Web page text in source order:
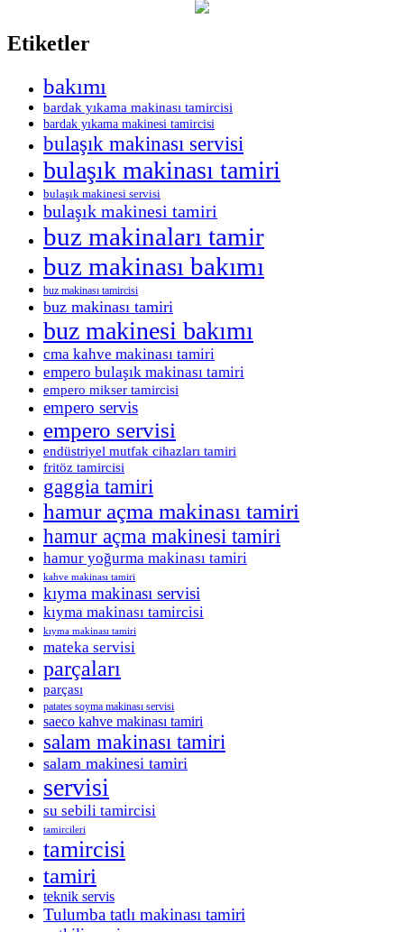
Etiketler
bakımı
bardak yıkama makinası tamircisi
bardak yıkama makinesi tamircisi
bulaşık makinası servisi
bulaşık makinası tamiri
bulaşık makinesi servisi
bulaşık makinesi tamiri
buz makinaları tamir
buz makinası bakımı
buz makinası tamircisi
buz makinası tamiri
buz makinesi bakımı
cma kahve makinası tamiri
empero bulaşık makinası tamiri
empero mikser tamircisi
empero servis
empero servisi
endüstriyel mutfak cihazları tamiri
fritöz tamircisi
gaggia tamiri
hamur açma makinası tamiri
hamur açma makinesi tamiri
hamur yoğurma makinası tamiri
kahve makinası tamiri
kıyma makinası servisi
kıyma makinası tamircisi
kıyma makinası tamiri
mateka servisi
parçaları
parçası
patates soyma makinası servisi
saeco kahve makinası tamiri
salam makinası tamiri
salam makinesi tamiri
servisi
su sebili tamircisi
tamircileri
tamircisi
tamiri
teknik servis
Tulumba tatlı makinası tamiri